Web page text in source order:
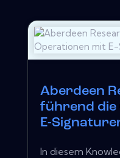
Aberdeen
führend die
E-
In diesem